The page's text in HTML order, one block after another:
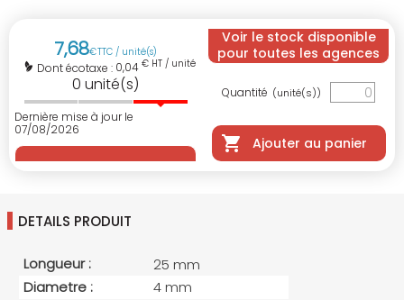
7,68€TTC / unité(s)
Dont écotaxe : 0,04 € HT / unité(s)
0 unité(s)
Dernière mise à jour le
07/08/2026
Voir le stock disponible
pour toutes les agences
Quantité (unité(s))
Ajouter au panier
DETAILS PRODUIT
Longueur :
25 mm
Diametre :
4 mm